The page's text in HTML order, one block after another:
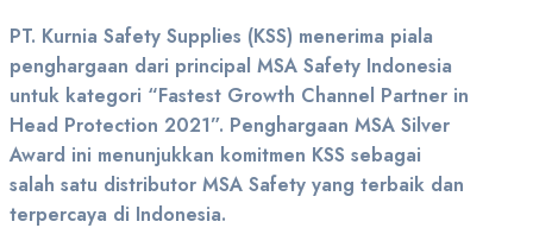
PT. Kurnia Safety Supplies (KSS) menerima piala
penghargaan dari principal MSA Safety Indonesia
untuk kategori “Fastest Growth Channel Partner in
Head Protection 2021”. Penghargaan MSA Silver
Award ini menunjukkan komitmen KSS sebagai
salah satu distributor MSA Safety yang terbaik dan
terpercaya di Indonesia.